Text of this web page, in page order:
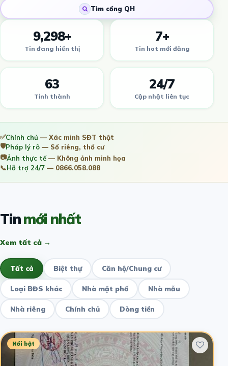
Tìm cổng QH
9,298+
Tin đang hiển thị
7+
Tin hot mới đăng
63
Tỉnh thành
24/7
Cập nhật liên tục
✅Chính chủ — Xác minh SĐT thật
🛡️Pháp lý rõ — Sổ riêng, thổ cư
📷Ảnh thực tế— Không ảnh minh họa
📞Hỗ trợ 24/7 — 0866.058.088
Tinmới nhất
Xem tất cả →
Tất cả Biệt thự Căn hộ/Chung cư
Loại BĐS khác Nhà mặt phố Nhà mẫu
Nhà riêng Chính chủ Dòng tiền
Nổi bật